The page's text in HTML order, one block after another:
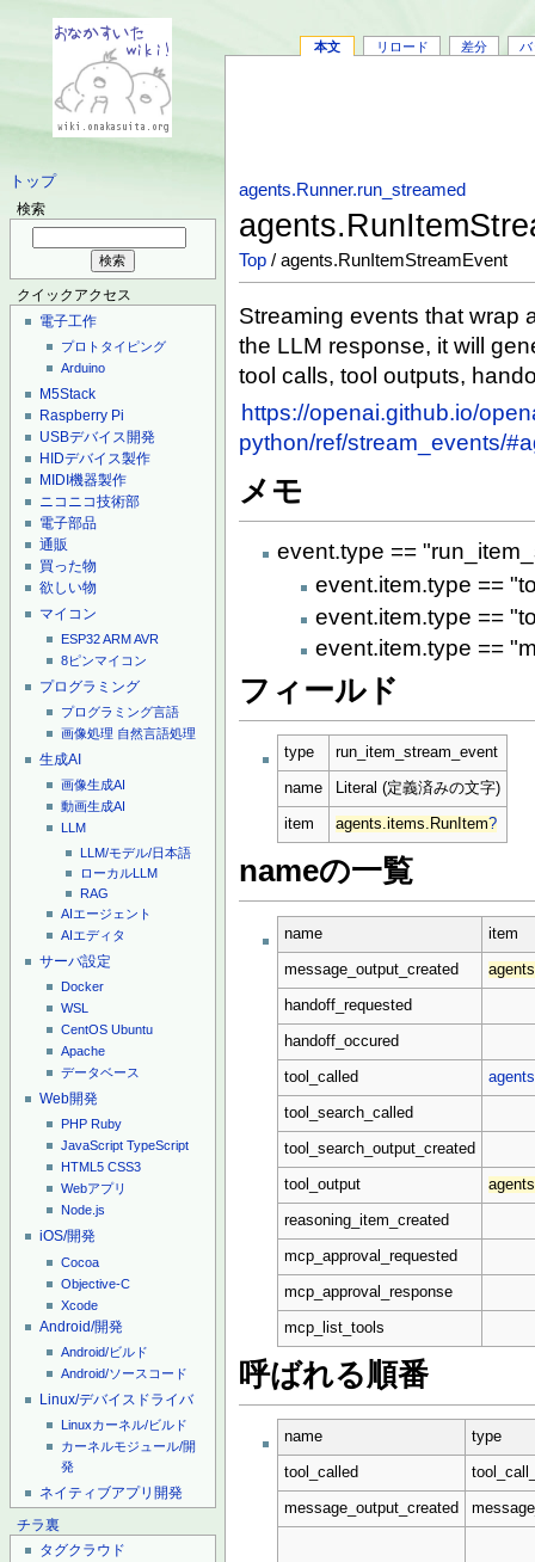
トップ
検索
クイックアクセス
電子工作
プロトタイピング
Arduino
M5Stack
Raspberry Pi
USBデバイス開発
HIDデバイス製作
MIDI機器製作
ニコニコ技術部
電子部品
通販
買った物
欲しい物
マイコン
ESP32ARMAVR
8ピンマイコン
プログラミング
プログラミング言語
画像処理 自然言語処理
生成AI
画像生成AI
動画生成AI
LLM
LLM/モデル/日本語
ローカルLLM
RAG
AIエージェント
AIエディタ
サーバ設定
Docker
WSL
CentOS Ubuntu
Apache
データベース
Web開発
PHP Ruby
JavaScript TypeScript
HTML5 CSS3
Webアプリ
Node.js
iOS/開発
Cocoa
Objective-C
Xcode
Android/開発
Android/ビルド
Android/ソースコード
Linux/デバイスドライバ
Linuxカーネル/ビルド
カーネルモジュール/開
発
ネイティブアプリ開発
チラ裏
タグクラウド
本文 リロード 差分 バ
agents.Runner.run_streamed
Top / agents.RunItemStreamEvent
Streaming events that wrap
the LLM response, it will
tool calls, tool outputs,
https://openai.github.io/
python/ref/stream_events/
メモ
event.type ==
event.item.type ==
event.item.type ==
event.item.type ==
フィールド
type run_item_stream_event
name Literal (定義済みの文字)
item agents.items.RunItem?
nameの一覧
name item
message_output_created
handoff_requested
handoff_occured
tool_called
tool_search_called
tool_search_output_created
tool_output
reasoning_item_created
mcp_approval_requested
mcp_approval_response
mcp_list_tools
呼ばれる順番
name type
tool_called
message_output_created